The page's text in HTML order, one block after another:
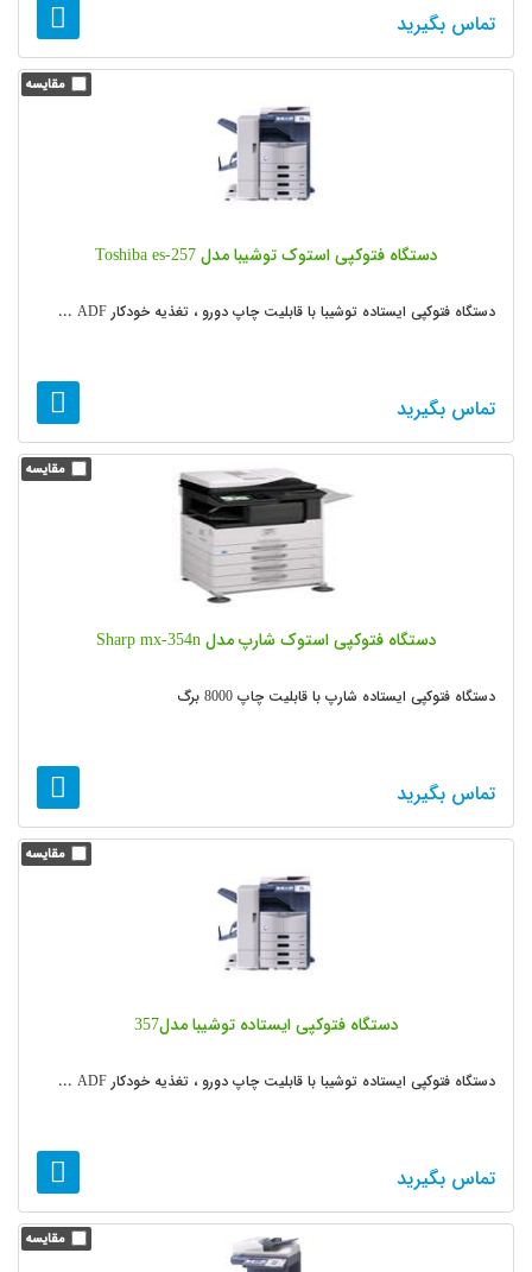
تماس بگیرید
دستگاه فتوکپی استوک توشیبا مدل Toshiba es-257
دستگاه فتوکپی ایستاده توشیبا با قابلیت چاپ دورو ، تغذیه خودکار ADF ...
تماس بگیرید
دستگاه فتوکپی استوک شارپ مدل Sharp mx-354n
دستگاه فتوکپی ایستاده شارپ با قابلیت چاپ 8000 برگ
تماس بگیرید
دستگاه فتوکپی ایستاده توشیبا مدل357
دستگاه فتوکپی ایستاده توشیبا با قابلیت چاپ دورو ، تغذیه خودکار ADF ...
تماس بگیرید